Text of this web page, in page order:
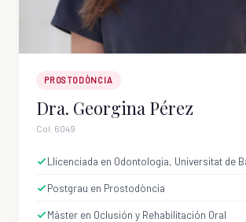
PROSTODÒNCIA
Dra. Georgina Pérez
Col. 6049
Llicenciada en Odontologia, Universitat de
Postgrau en Prostodòncia
Màster en Oclusión y Rehabilitación Oral